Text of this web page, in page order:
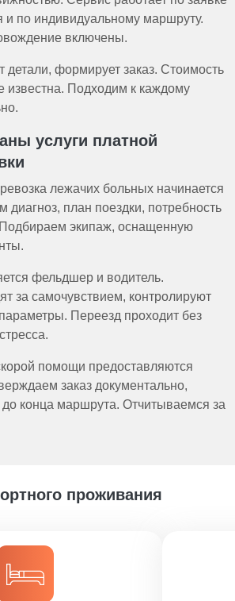
по индивидуальному маршруту.
включены.
детали, формирует заказ. Стоимость
известна. Подходим к каждому
услуги платной
лежачих больных начинается
диагноз, план поездки, потребность
экипаж, оснащенную
фельдшер и водитель.
за самочувствием, контролируют
Переезд проходит без
помощи предоставляются
заказ документально,
до конца маршрута. Отчитываемся за
проживания